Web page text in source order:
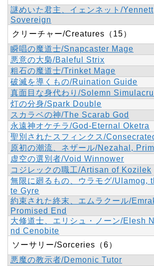
謎めいた君主、イェンネット/
Sovereign
クリーチャー/Creatures（15）
瞬唱の魔道士/Snapcaster Mage
悪意の大梟/Baleful Strix
粗石の魔道士/Trinket Mage
破滅を導くもの/Ruination Guide
真面目な身代わり/Solemn
灯の分身/Spark Double
スカラベの神/The Scarab God
永遠神オケチラ/God-Eternal Oketra
聖別されたスフィンクス/
原初の潮流、ネザール/Nezahal,
虚空の選別者/Void Winnower
コジレックの職工/Artisan of Kozilek
無限に廻るもの、ウラモグ/Ulamog,
te Gyre
約束された終末、エムラクール/
Promised End
大修道士、エリシュ・ノーン/Elesh
nd Cenobite
ソーサリー/Sorceries（6）
悪魔の教示者/Demonic Tutor